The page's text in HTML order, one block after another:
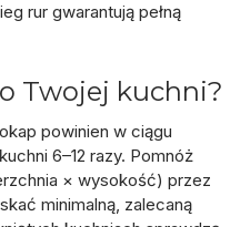
rur gwarantują pełną
Twojej kuchni?
powinien w ciągu
6–12 razy. Pomnóż
× wysokość) przez
minimalną, zalecaną